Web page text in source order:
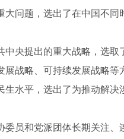
超声波液（
题，选出了在中国不同
提出的重大战略，选取
战略、可持续发展战略等
平，选出了为推动解决
和党派团体长期关注、